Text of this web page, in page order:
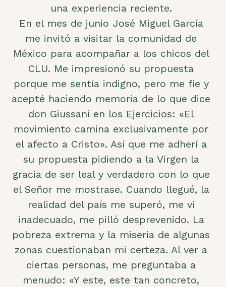
una experiencia reciente.
En el mes de junio José Miguel García
me invitó a visitar la comunidad de
México para acompañar a los chicos del
CLU. Me impresionó su propuesta
porque me sentía indigno, pero me fie y
acepté haciendo memoria de lo que dice
don Giussani en los Ejercicios: «El
movimiento camina exclusivamente por
el afecto a Cristo». Así que me adherí a
su propuesta pidiendo a la Virgen la
gracia de ser leal y verdadero con lo que
el Señor me mostrase. Cuando llegué, la
realidad del país me superó, me vi
inadecuado, me pilló desprevenido. La
pobreza extrema y la miseria de algunas
zonas cuestionaban mi certeza. Al ver a
ciertas personas, me preguntaba a
menudo: «Y este, este tan concreto,